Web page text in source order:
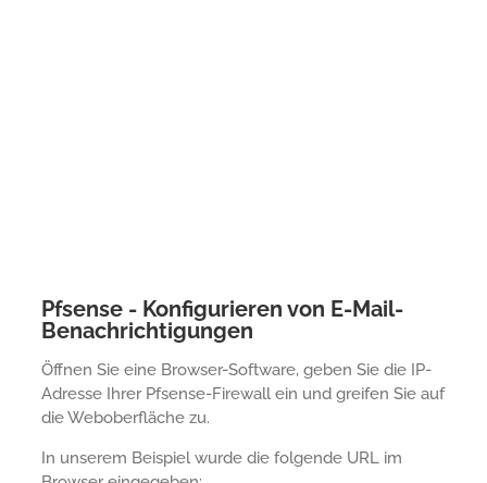
Pfsense - Konfigurieren von E-Mail-
Benachrichtigungen
Öffnen Sie eine Browser-Software, geben Sie die IP-
Adresse Ihrer Pfsense-Firewall ein und greifen Sie auf
die Weboberfläche zu.
In unserem Beispiel wurde die folgende URL im